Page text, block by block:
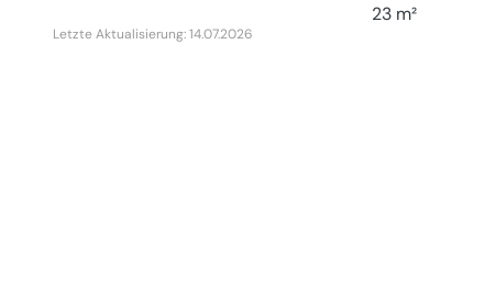
23 m²
Letzte Aktualisierung: 14.07.2026